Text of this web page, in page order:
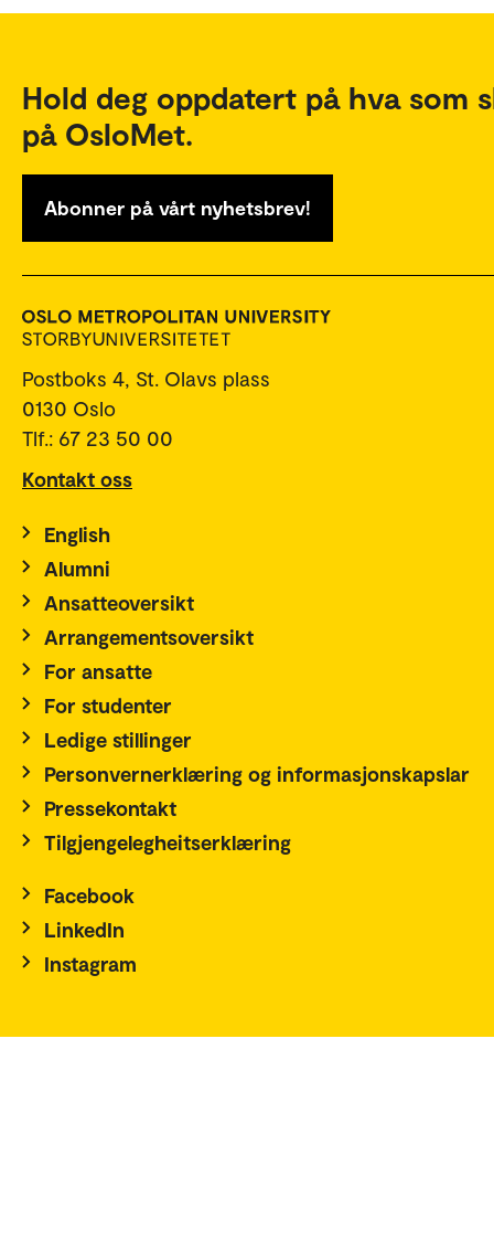
Hold deg oppdatert på hva som
på OsloMet.
Abonner på vårt nyhetsbrev!
Postboks 4, St. Olavs plass
0130 Oslo
Tlf.: 67 23 50 00
Kontakt oss
English
Alumni
Ansatteoversikt
Arrangementsoversikt
For ansatte
For studenter
Ledige stillinger
Personvernerklæring og informasjonskapslar
Pressekontakt
Tilgjengelegheitserklæring
Facebook
LinkedIn
Instagram